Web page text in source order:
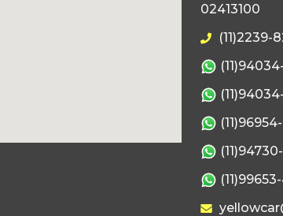
02413100
(11)2239-